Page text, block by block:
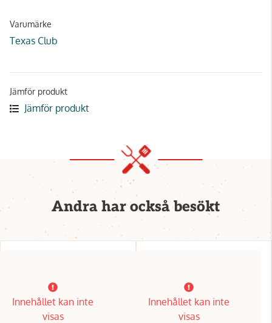
Varumärke
Texas Club
Jämför produkt
Jämför produkt
Andra har också besökt
Innehållet kan inte
visas
Innehållet kan inte
visas